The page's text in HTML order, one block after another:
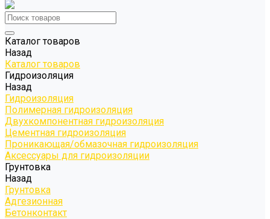
Каталог товаров
Назад
Каталог товаров
Гидроизоляция
Назад
Гидроизоляция
Полимерная гидроизоляция
Двухкомпонентная гидроизоляция
Цементная гидроизоляция
Проникающая/обмазочная гидроизоляция
Аксессуары для гидроизоляции
Грунтовка
Назад
Грунтовка
Адгезионная
Бетонконтакт